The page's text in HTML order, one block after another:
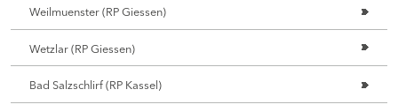
Weilmuenster (RP Giessen)
Wetzlar (RP Giessen)
Bad Salzschlirf (RP Kassel)